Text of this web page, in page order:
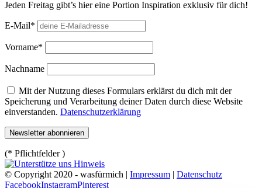
Jeden Freitag gibt’s hier eine Portion Inspiration exklusiv für dich!
E-Mail*
Vorname*
Nachname
Mit der Nutzung dieses Formulars erklärst du dich mit der
Speicherung und Verarbeitung deiner Daten durch diese Website
einverstanden. Datenschutzerklärung
(* Pflichtfelder )
© Copyright 2020 - wasfürmich | Impressum | Datenschutz
FacebookInstagramPinterest